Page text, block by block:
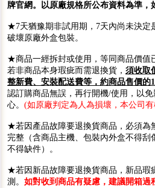
牌官網。以原廠規格所公布資料為準，
★7天猶豫期非試用期，7天內尚未決定
破壞原廠外盒包裝。
★商品一經拆封或使用，等同商品價值
若非商品本身瑕疵而需退換貨， 須收取
整新費、安裝配送費等，約商品售價的
認訂購商品無誤，再行開機/使用，以
心。 (如原廠判定為人為損壞，本公司
★若因產品故障要退換貨商品，必須為
完整（含商品主機、包裝內外盒不得刮
不得缺件）。
★若因新品故障要退換貨商品，新品瑕
測。 如對收到商品有疑慮，建議開箱過